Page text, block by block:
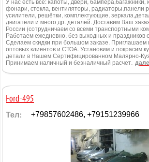
фонари, стекла, вентиляторы, радиаторы,панели
усилители, решётки, комплектующие,
двигатели и много др. деталей. Доставим Ваш заказ в любую точку
России (сотрудничаем со всеми транспортными
Работаем ежедневно, без выходных и праздников
Сделаем скидки при большом заказе. Приглашаем к сотрудничеству
оптовых клиентов и СТОА. Установим и покрасим
детали в Нашем Сертифицированном Малярно-
Принимаем наличный и безналичный расчет.
Ford-495
Тел: +79857602486, +79151239966